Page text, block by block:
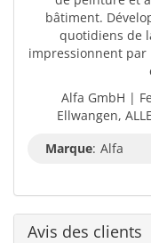
bâtiment.
quotidiens de
impressionnent
Alfa GmbH |
Ellwangen,
Marque: Alfa
Avis des clients